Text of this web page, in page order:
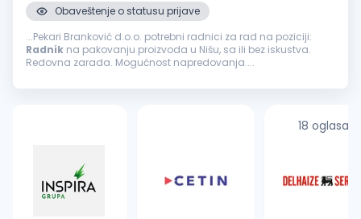
Obaveštenje o statusu prijave
...Pekari Branković d.o.o. potrebni radnici za rad na poziciji:
Radnik na pakovanju proizvoda u Nišu, sa ili bez iskustva.
Redovna zarada. Mogućnost napredovanja....
18 oglasa